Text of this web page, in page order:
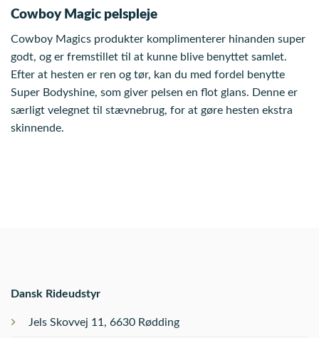
Cowboy Magic pelspleje
Cowboy Magics produkter komplimenterer hinanden super
godt, og er fremstillet til at kunne blive benyttet samlet.
Efter at hesten er ren og tør, kan du med fordel benytte
Super Bodyshine, som giver pelsen en flot glans. Denne er
særligt velegnet til stævnebrug, for at gøre hesten ekstra
skinnende.
Dansk Rideudstyr
Jels Skovvej 11, 6630 Rødding